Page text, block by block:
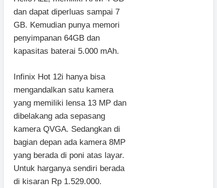
dan dapat diperluas sampai 7
GB. Kemudian punya memori
penyimpanan 64GB dan
kapasitas baterai 5.000 mAh.
Infinix Hot 12i hanya bisa
mengandalkan satu kamera
yang memiliki lensa 13 MP dan
dibelakang ada sepasang
kamera QVGA. Sedangkan di
bagian depan ada kamera 8MP
yang berada di poni atas layar.
Untuk harganya sendiri berada
di kisaran Rp 1.529.000.